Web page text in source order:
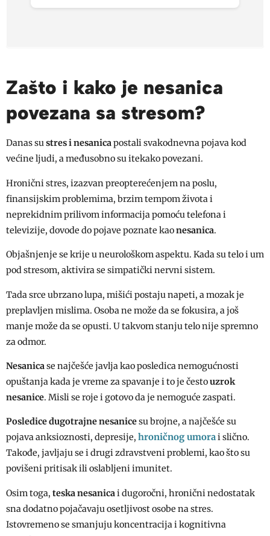
Zašto i kako je nesanica
povezana sa stresom?
Danas sustresinesanicapostali svakodnevna pojava kod
većine ljudi, a međusobno su itekako povezani.
Hronični stres, izazvan preopterećenjem na poslu,
finansijskim problemima, brzim tempom života i
neprekidnim prilivom informacija pomoću telefona i
televizije, dovode do pojave poznate kaonesanica.
Objašnjenje se krije u neurološkom aspektu. Kada su telo i um
pod stresom, aktivira se simpatički nervni sistem.
Tada srce ubrzano lupa, mišići postaju napeti, a mozak je
preplavljen mislima. Osoba ne može da se fokusira, a još
manje može da se opusti. U takvom stanju telo nije spremno
za odmor.
Nesanicase najčešće javlja kao posledica nemogućnosti
opuštanja kada je vreme za spavanje i to je čestouzrok
nesanice. Misli se roje i gotovo da je nemoguće zaspati.
Posledice dugotrajne nesanicesu brojne, a najčešće su
pojava anksioznosti, depresije, hroničnog umorai slično.
Takođe, javljaju se i drugi zdravstveni problemi, kao što su
povišeni pritisak ili oslabljeni imunitet.
Osim toga, teska nesanicai dugoročni, hronični nedostatak
sna dodatno pojačavaju osetljivost osobe na stres.
Istovremeno se smanjuju koncentracija i kognitivna